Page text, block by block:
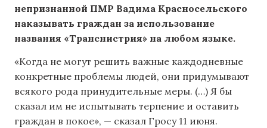
непризнанной ПМР Вадима Красносельского
наказывать граждан за использование
названия «Транснистрия» на любом языке.
«Когда не могут решить важные каждодневные
конкретные проблемы людей, они придумывают
всякого рода принудительные меры. (…) Я бы
сказал им не испытывать терпение и оставить
граждан в покое», — сказал Гросу 11 июня.